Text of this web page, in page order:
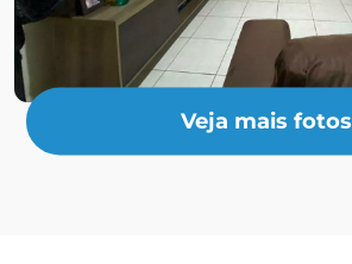
Veja mais fotos